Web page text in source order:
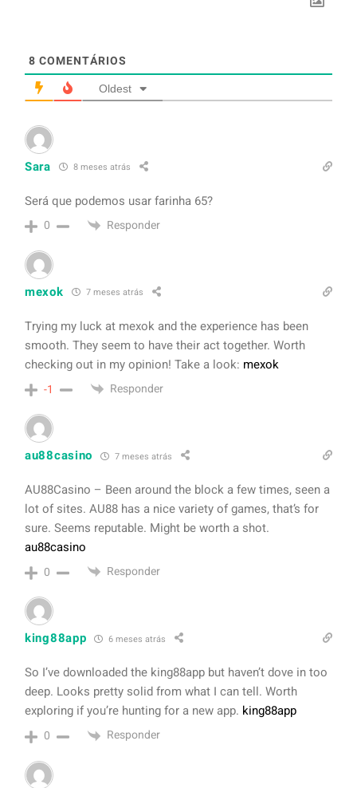
8 COMENTÁRIOS
Oldest
Sara 8 meses atrás
Será que podemos usar farinha 65?
0 Responder
mexok 7 meses atrás
Trying my luck at mexok and the experience has been
smooth. They seem to have their act together. Worth
checking out in my opinion! Take a look: mexok
-1 Responder
au88casino 7 meses atrás
AU88Casino – Been around the block a few times, seen a
lot of sites. AU88 has a nice variety of games, that’s for
sure. Seems reputable. Might be worth a shot.
au88casino
0 Responder
king88app 6 meses atrás
So I’ve downloaded the king88app but haven’t dove in too
deep. Looks pretty solid from what I can tell. Worth
exploring if you’re hunting for a new app. king88app
0 Responder